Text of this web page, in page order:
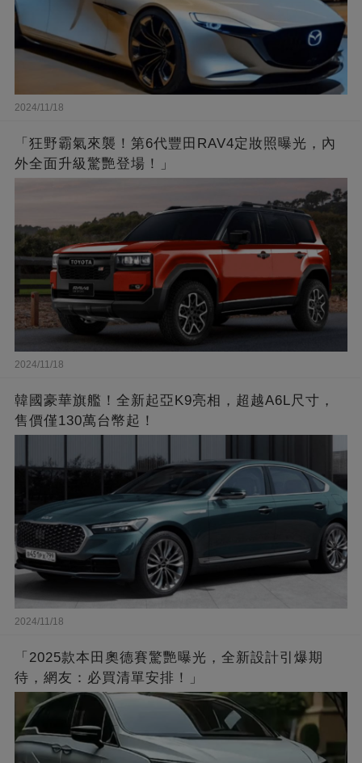
2024/11/18
「狂野霸氣來襲！第6代豐田RAV4定妝照曝光，內
外全面升級驚艷登場！」
2024/11/18
韓國豪華旗艦！全新起亞K9亮相，超越A6L尺寸，
售價僅130萬台幣起！
2024/11/18
「2025款本田奧德賽驚艷曝光，全新設計引爆期
待，網友：必買清單安排！」